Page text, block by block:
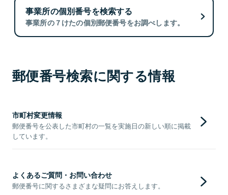
事業所の個別番号を検索する
事業所の７けたの個別郵便番号をお調べします。
郵便番号検索に関する情報
市町村変更情報
郵便番号を公表した市町村の一覧を実施日の新しい順に掲載
しています。
よくあるご質問・お問い合わせ
郵便番号に関するさまざまな疑問にお答えします。